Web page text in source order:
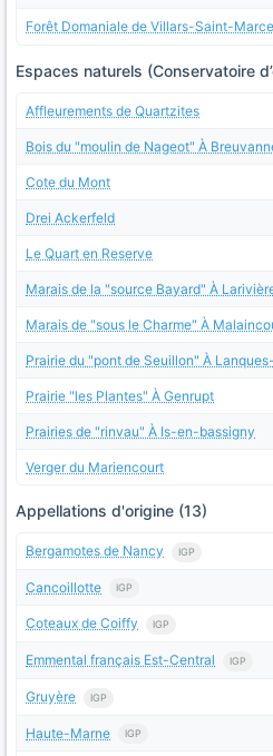
Forêt Domaniale de Villars-Saint-
Espaces naturels (Conservatoire
Affleurements de Quartzites
Bois du "moulin de Nageot" À
Cote du Mont
Drei Ackerfeld
Le Quart en Reserve
Marais de la "source Bayard" À
Marais de "sous le Charme" À
Prairie du "pont de Seuillon" À
Prairie "les Plantes" À Genrupt
Prairies de "rinvau" À Is-en-bassigny
Verger du Mariencourt
Appellations d'origine (13)
Bergamotes de Nancy IGP
Cancoillotte IGP
Coteaux de Coiffy IGP
Emmental français Est-Central IGP
Gruyère IGP
Haute-Marne IGP